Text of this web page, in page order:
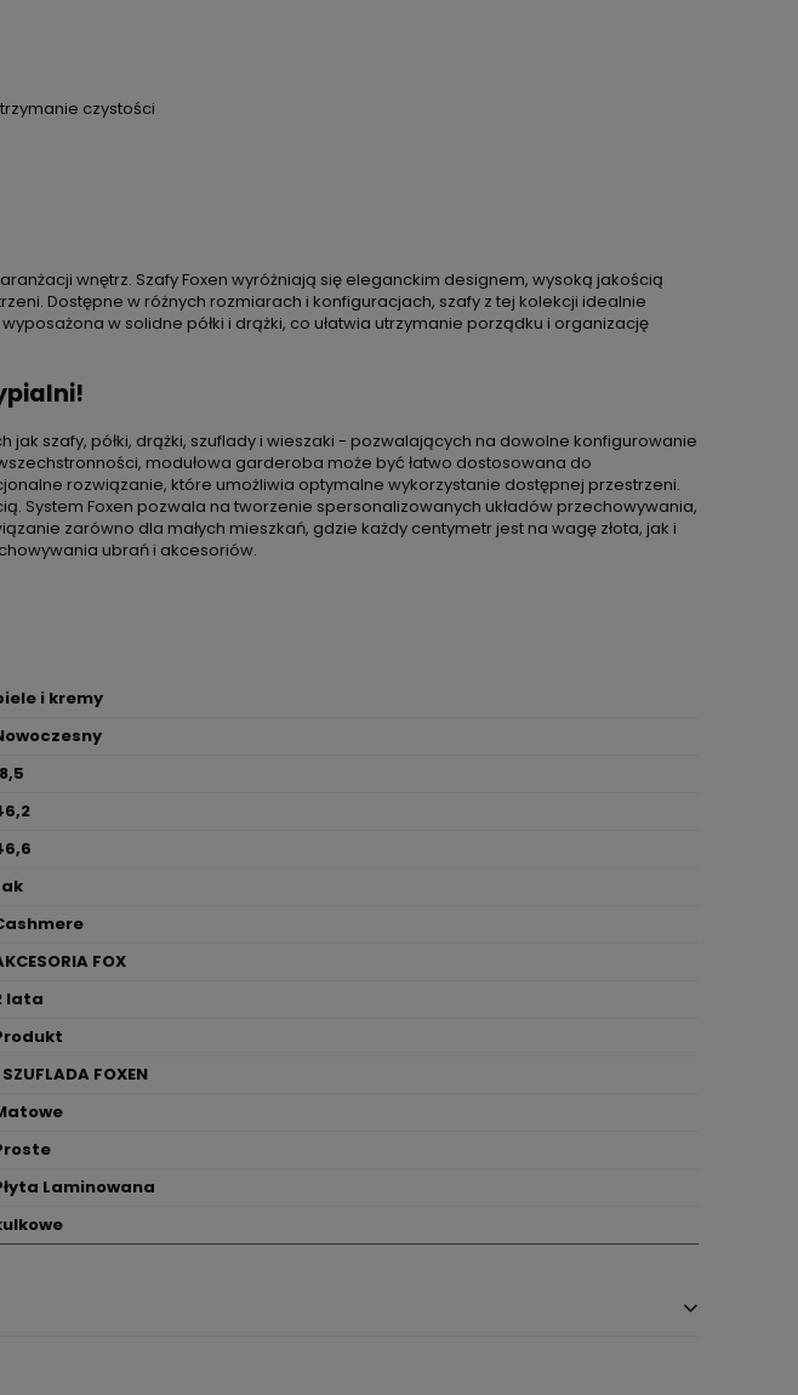
czystości
wnętrz. Szafy Foxen wyróżniają się eleganckim designem, wysoką jakością
Dostępne w różnych rozmiarach i konfiguracjach, szafy z tej kolekcji idealnie
w solidne półki i drążki, co ułatwia utrzymanie porządku i organizację
szafy, półki, drążki, szuflady i wieszaki - pozwalających na dowolne konfigurowanie
modułowa garderoba może być łatwo dostosowana do
rozwiązanie, które umożliwia optymalne wykorzystanie dostępnej przestrzeni.
System Foxen pozwala na tworzenie spersonalizowanych układów przechowywania,
zarówno dla małych mieszkań, gdzie każdy centymetr jest na wagę złota, jak i
ubrań i akcesoriów.
i kremy
FOX
lata
SZUFLADA FOXEN
Laminowana